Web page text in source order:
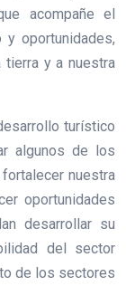
acompañe el
oportunidades,
y a nuestra
turístico
algunos de los
nuestra
oportunidades
desarrollar su
del sector
de los sectores